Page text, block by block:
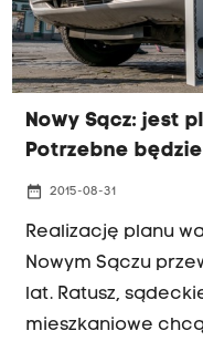
Nowy Sącz: jest
Potrzebne
date_range 2015-08-31
Realizację planu
Nowym Sączu
lat. Ratusz,
mieszkaniowe